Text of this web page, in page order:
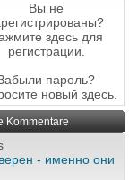
Вы не
здесь для
регистрации.
пароль?
новый здесь.
Kommentare
- именно они